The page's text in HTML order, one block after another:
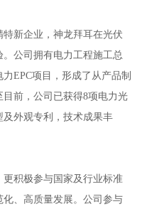
新企业，神龙拜耳在光伏
公司拥有电力工程施工总
EPC项目，形成了从产品制
前，公司已获得8项电力光
外观专利，技术成果丰
积极参与国家及行业标准
、高质量发展。公司参与